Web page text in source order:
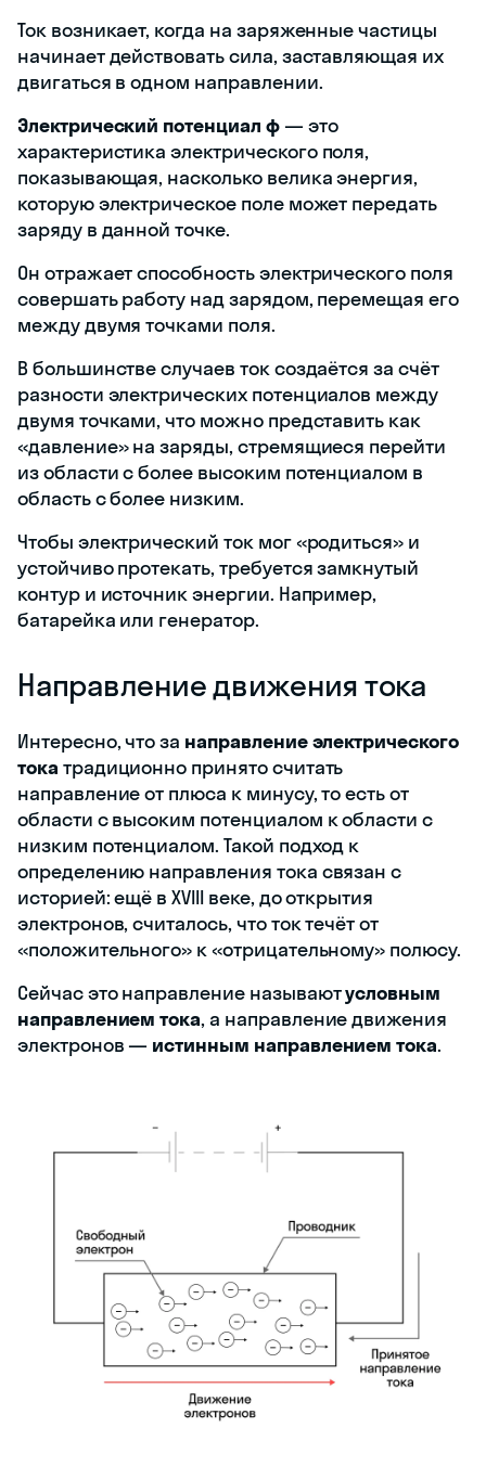
Ток возникает, когда на заряженные частицы
начинает действовать сила, заставляющая их
двигаться в одном направлении.
Электрический потенциал φ— это
характеристика электрического поля,
показывающая, насколько велика энергия,
которую электрическое поле может передать
заряду в данной точке.
Он отражает способность электрического поля
совершать работу над зарядом, перемещая его
между двумя точками поля.
В большинстве случаев ток создаётся за счёт
разности электрических потенциалов между
двумя точками, что можно представить как
«давление» на заряды, стремящиеся перейти
из области с более высоким потенциалом в
область с более низким.
Чтобы электрический ток мог «родиться» и
устойчиво протекать, требуется замкнутый
контур и источник энергии. Например,
батарейка или генератор.
Направление движения тока
Интересно, что за направление электрического
тока традиционно принято считать
направление от плюса к минусу, то есть от
области с высоким потенциалом к области с
низким потенциалом. Такой подход к
определению направления тока связан с
историей: ещё в XVIII веке, до открытия
электронов, считалось, что ток течёт от
«положительного» к «отрицательному» полюсу.
Сейчас это направление называютусловным
направлением тока, а направление движения
электронов — истинным направлением тока.